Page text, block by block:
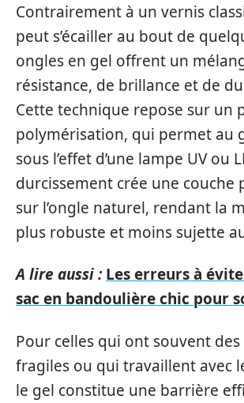
Contrairement à un vernis
peut s’écailler au bout de
ongles en gel offrent un
résistance, de brillance et de
Cette technique repose sur un
polymérisation, qui permet au
sous l’effet d’une lampe UV ou
durcissement crée une couche
sur l’ongle naturel, rendant la
plus robuste et moins sujette
A lire aussi : Les erreurs à
sac en bandoulière chic pour
Pour celles qui ont souvent
fragiles ou qui travaillent avec
le gel constitue une barrière